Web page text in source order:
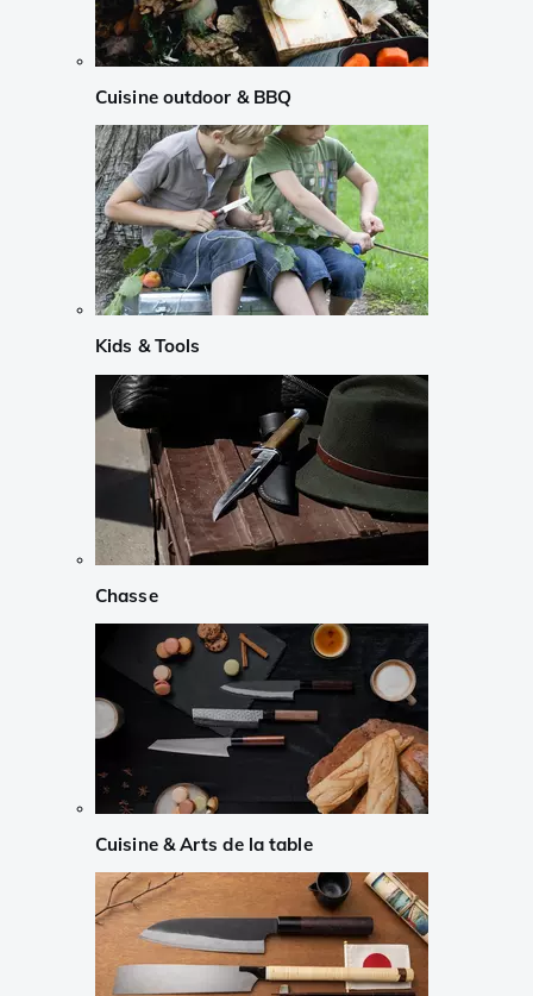
Cuisine outdoor & BBQ
Kids & Tools
Chasse
Cuisine & Arts de la table